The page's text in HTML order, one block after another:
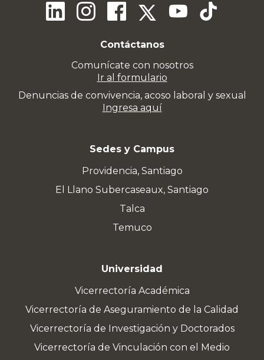
Contáctanos
Comunícate con nosotros
Ir al formulario
Denuncias de convivencia, acoso laboral y sexual
Ingresa aquí
Sedes y Campus
Providencia, Santiago
El Llano Subercaseaux, Santiago
Talca
Temuco
Universidad
Vicerrectoría Académica
Vicerrectoría de Aseguramiento de la Calidad
Vicerrectoría de Investigación y Doctorados
Vicerrectoría de Vinculación con el Medio